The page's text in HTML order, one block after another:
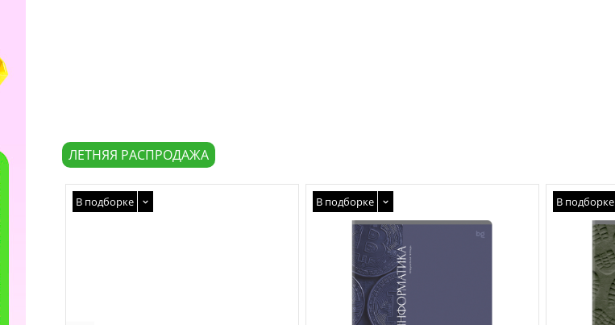
ЛЕТНЯЯ РАСПРОДАЖА
В подборке В подборке В подборке